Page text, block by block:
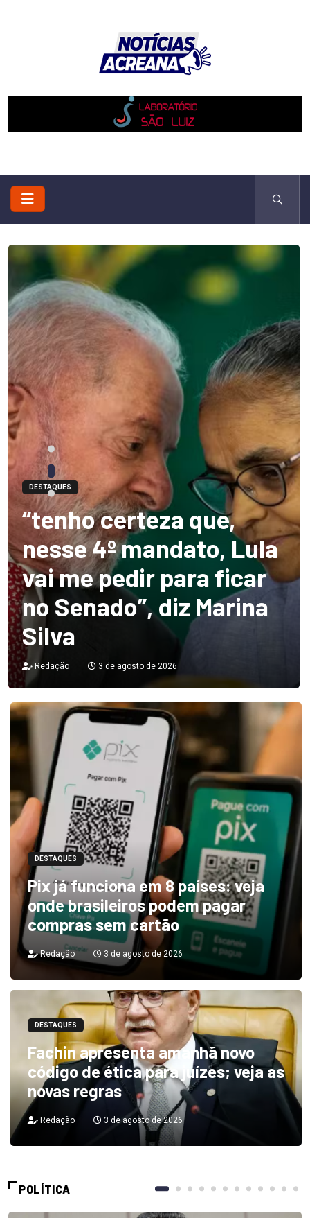
DESTAQUES
“tenho certeza que,
nesse 4º mandato, Lula
vai me pedir para ficar
no Senado”, diz Marina
Silva
Redação 3 de agosto de 2026
DESTAQUES
Pix já funciona em 8 países: veja
onde brasileiros podem pagar
compras sem cartão
Redação 3 de agosto de 2026
DESTAQUES
Fachin apresenta amanhã novo
código de ética para juízes; veja as
novas regras
Redação 3 de agosto de 2026
POLÍTICA